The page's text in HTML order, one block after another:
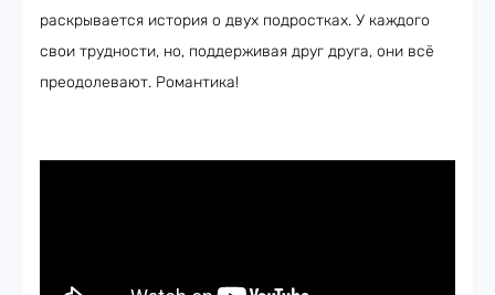
раскрывается история о двух подростках. У каждого
свои трудности, но, поддерживая друг друга, они всё
преодолевают. Романтика!